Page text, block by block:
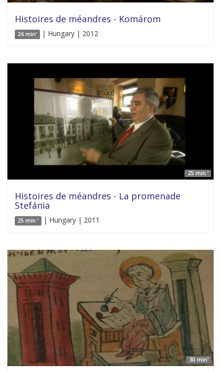
Histoires de méandres - Komárom
26 min' | Hungary | 2012
25 min '
Histoires de méandres - La promenade
Stefánia
25 min ' | Hungary | 2011
30 min'